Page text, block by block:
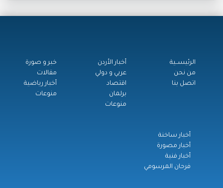
الرئيســية
من نحن
اتصل بنا
أخبار الأردن
عربي و دولي
اقتصاد
برلمان
منوعات
خبر و صورة
مقالات
أخبار رياضية
منوعات
أخبار ساخنة
أخبار مصورة
أخبار فنية
فرحان المرسومي